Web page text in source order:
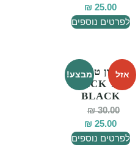
₪ 25.00
לפרטים נוספים
מבצע! אזלסבון טבעי
BACK TO
BLACK
₪30.00
₪ 25.00
לפרטים נוספים